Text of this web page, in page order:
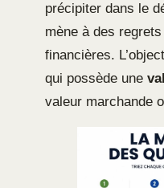
précipiter dans le
mène à des
financières.
qui possède une
valeur marchande